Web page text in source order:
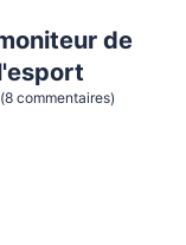
de
(8 commentaires)